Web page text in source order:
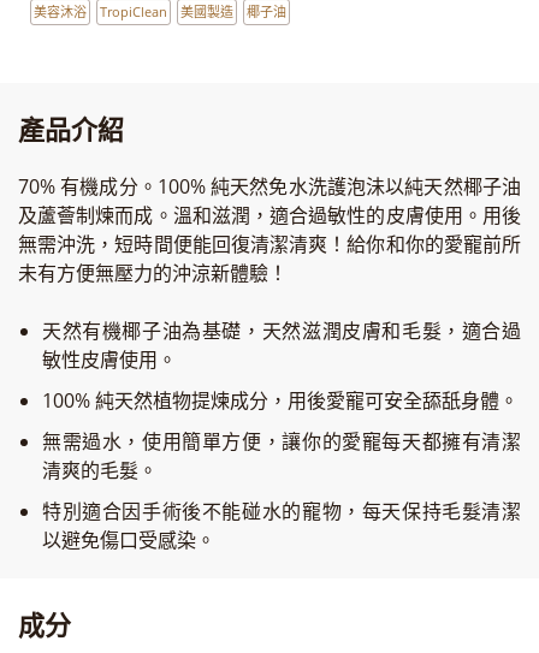
美容沐浴 TropiClean 美國製造 椰子油
產品介紹
70% 有機成分。100% 純天然免水洗護泡沬以純天然椰子油
及蘆薈制煉而成。溫和滋潤，適合過敏性的皮膚使用。用後
無需沖洗，短時間便能回復清潔清爽！給你和你的愛寵前所
未有方便無壓力的沖涼新體驗！
天然有機椰子油為基礎，天然滋潤皮膚和毛髮，適合過
敏性皮膚使用。
100% 純天然植物提煉成分，用後愛寵可安全舔舐身體。
無需過水，使用簡單方便，讓你的愛寵每天都擁有清潔
清爽的毛髮。
特別適合因手術後不能碰水的寵物，每天保持毛髮清潔
以避免傷口受感染。
成分